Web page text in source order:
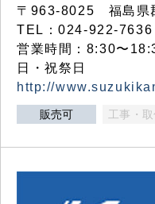
〒963-8025 福島県
TEL：024-922-
営業時間：8:30〜
日・祝祭日
http://
販売可 工事・